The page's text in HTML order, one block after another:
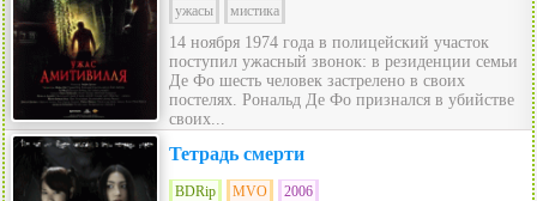
ужасы
мистика
14 ноября 1974 года в полицейский участок
поступил ужасный звонок: в резиденции семьи
Де Фо шесть человек застрелено в своих
постелях. Рональд Де Фо признался в убийстве
своих...
Тетрадь смерти
BDRip MVO
2006